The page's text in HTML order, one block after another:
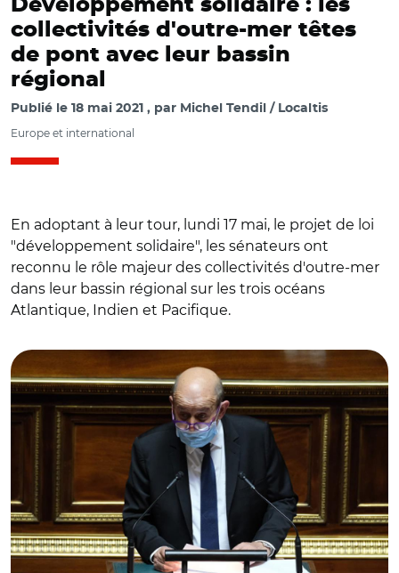
Développement solidaire : les
collectivités d'outre-mer têtes
de pont avec leur bassin
régional
Publié le 18 mai 2021 par Michel Tendil / Localtis
Europe et international
En adoptant à leur tour, lundi 17 mai, le projet de loi
"développement solidaire", les sénateurs ont
reconnu le rôle majeur des collectivités d'outre-mer
dans leur bassin régional sur les trois océans
Atlantique, Indien et Pacifique.